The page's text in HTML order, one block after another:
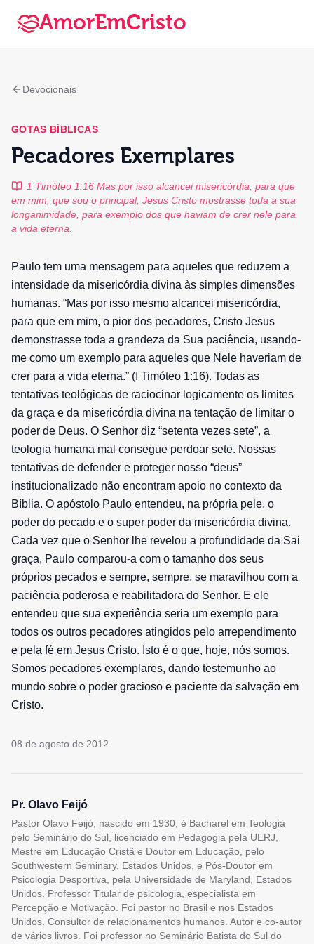
AmorEmCristo
Devocionais
GOTAS BÍBLICAS
Pecadores Exemplares
1 Timóteo 1:16 Mas por isso alcancei misericórdia, para que
em mim, que sou o principal, Jesus Cristo mostrasse toda a sua
longanimidade, para exemplo dos que haviam de crer nele para
a vida eterna.
Paulo tem uma mensagem para aqueles que reduzem a
intensidade da misericórdia divina às simples dimensões
humanas. “Mas por isso mesmo alcancei misericórdia,
para que em mim, o pior dos pecadores, Cristo Jesus
demonstrasse toda a grandeza da Sua paciência, usando-
me como um exemplo para aqueles que Nele haveriam de
crer para a vida eterna.” (I Timóteo 1:16). Todas as
tentativas teológicas de raciocinar logicamente os limites
da graça e da misericórdia divina na tentação de limitar o
poder de Deus. O Senhor diz “setenta vezes sete”, a
teologia humana mal consegue perdoar sete. Nossas
tentativas de defender e proteger nosso “deus”
institucionalizado não encontram apoio no contexto da
Bíblia. O apóstolo Paulo entendeu, na própria pele, o
poder do pecado e o super poder da misericórdia divina.
Cada vez que o Senhor lhe revelou a profundidade da Sai
graça, Paulo comparou-a com o tamanho dos seus
próprios pecados e sempre, sempre, se maravilhou com a
paciência poderosa e reabilitadora do Senhor. E ele
entendeu que sua experiência seria um exemplo para
todos os outros pecadores atingidos pelo arrependimento
e pela fé em Jesus Cristo. Isto é o que, hoje, nós somos.
Somos pecadores exemplares, dando testemunho ao
mundo sobre o poder gracioso e paciente da salvação em
Cristo.
08 de agosto de 2012
Pr. Olavo Feijó
Pastor Olavo Feijó, nascido em 1930, é Bacharel em Teologia
pelo Seminário do Sul, licenciado em Pedagogia pela UERJ,
Mestre em Educação Cristã e Doutor em Educação, pelo
Southwestern Seminary, Estados Unidos, e Pós-Doutor em
Psicologia Desportiva, pela Universidade de Maryland, Estados
Unidos. Professor Titular de psicologia, especialista em
Percepção e Motivação. Foi pastor no Brasil e nos Estados
Unidos. Consultor de relacionamentos humanos. Autor e co-autor
de vários livros. Foi professor no Seminário Batista do Sul do